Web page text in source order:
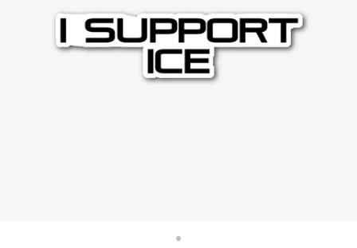
Überall verkaufen
Etwas verkaufen